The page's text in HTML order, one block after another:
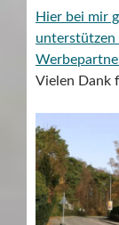
Hier bei mir
unterstützen
Vielen Dank